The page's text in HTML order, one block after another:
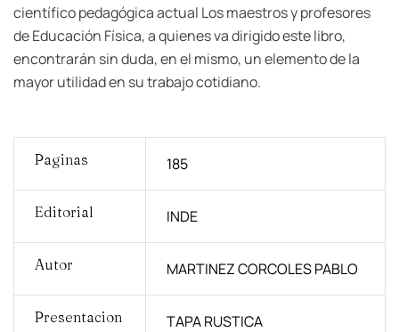
científico pedagógica actual Los maestros y profesores
de Educación Física, a quienes va dirigido este libro,
encontrarán sin duda, en el mismo, un elemento de la
mayor utilidad en su trabajo cotidiano.
Paginas 185
Editorial INDE
Autor MARTINEZ CORCOLES PABLO
Presentacion TAPA RUSTICA